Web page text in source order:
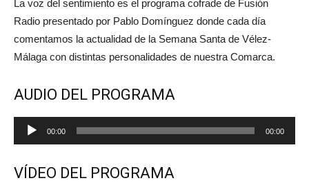
La voz del sentimiento es el programa cofrade de Fusión
Radio presentado por Pablo Domínguez donde cada día
comentamos la actualidad de la Semana Santa de Vélez-
Málaga con distintas personalidades de nuestra Comarca.
AUDIO DEL PROGRAMA
Reproductor
de
00:00 00:00
VÍDEO DEL PROGRAMA